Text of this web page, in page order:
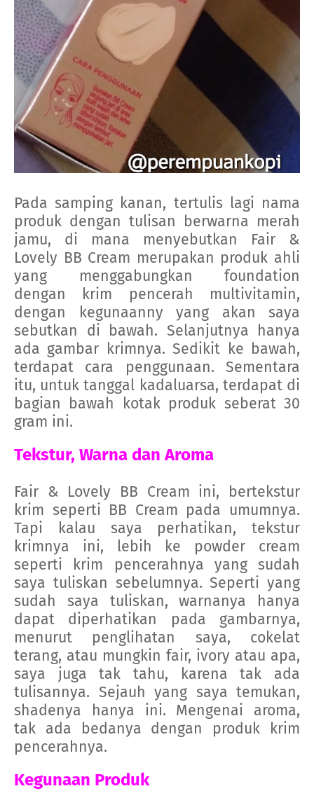
Pada samping kanan, tertulis lagi nama
produk dengan tulisan berwarna merah
jamu, di mana menyebutkan Fair &
Lovely BB Cream merupakan produk ahli
yang menggabungkan foundation
dengan krim pencerah multivitamin,
dengan kegunaanny yang akan saya
sebutkan di bawah. Selanjutnya hanya
ada gambar krimnya. Sedikit ke bawah,
terdapat cara penggunaan. Sementara
itu, untuk tanggal kadaluarsa, terdapat di
bagian bawah kotak produk seberat 30
gram ini.
Tekstur, Warna dan Aroma
Fair & Lovely BB Cream ini, bertekstur
krim seperti BB Cream pada umumnya.
Tapi kalau saya perhatikan, tekstur
krimnya ini, lebih ke powder cream
seperti krim pencerahnya yang sudah
saya tuliskan sebelumnya. Seperti yang
sudah saya tuliskan, warnanya hanya
dapat diperhatikan pada gambarnya,
menurut penglihatan saya, cokelat
terang, atau mungkin fair, ivory atau apa,
saya juga tak tahu, karena tak ada
tulisannya. Sejauh yang saya temukan,
shadenya hanya ini. Mengenai aroma,
tak ada bedanya dengan produk krim
pencerahnya.
Kegunaan Produk